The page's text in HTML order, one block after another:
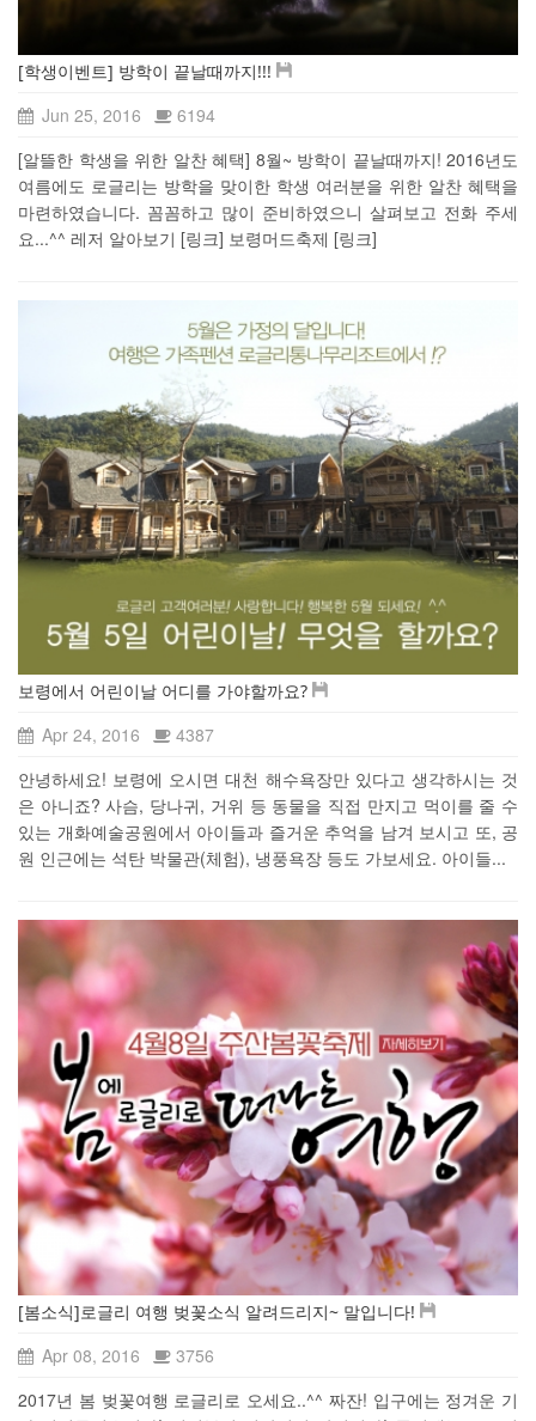
[학생이벤트] 방학이 끝날때까지!!!
Jun 25, 2016
6194
[알뜰한 학생을 위한 알찬 혜택] 8월~ 방학이 끝날때까지! 2016년도
여름에도 로글리는 방학을 맞이한 학생 여러분을 위한 알찬 혜택을
마련하였습니다. 꼼꼼하고 많이 준비하였으니 살펴보고 전화 주세
요...^^ 레저 알아보기 [링크] 보령머드축제 [링크]
보령에서 어린이날 어디를 가야할까요?
Apr 24, 2016
4387
안녕하세요! 보령에 오시면 대천 해수욕장만 있다고 생각하시는 것
은 아니죠? 사슴, 당나귀, 거위 등 동물을 직접 만지고 먹이를 줄 수
있는 개화예술공원에서 아이들과 즐거운 추억을 남겨 보시고 또, 공
원 인근에는 석탄 박물관(체험), 냉풍욕장 등도 가보세요. 아이들...
[봄소식]로글리 여행 벚꽃소식 알려드리지~ 말입니다!
Apr 08, 2016
3756
2017년 봄 벚꽃여행 로글리로 오세요..^^ 짜잔! 입구에는 정겨운 기